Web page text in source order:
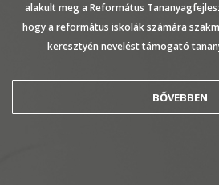
alakult meg a Református
hogy a református iskolák számára
keresztyén nevelést támogató
BŐVEBBEN